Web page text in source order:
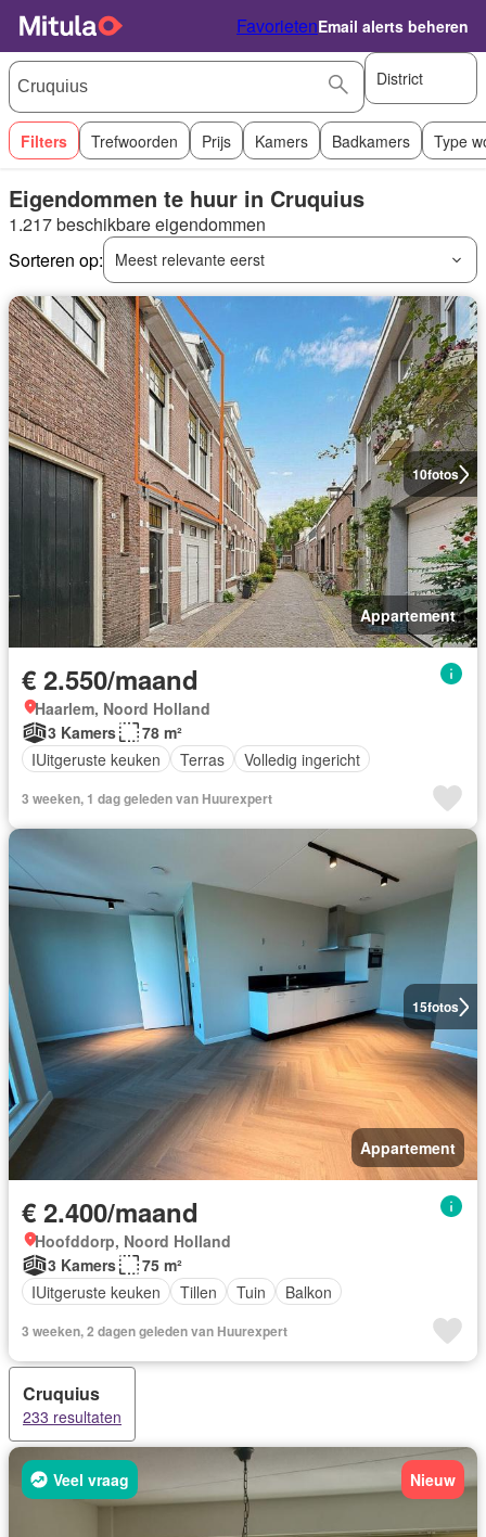
FavorietenEmail alerts beheren
District
Filters Trefwoorden Prijs Kamers Badkamers Type
Eigendommen te huur in Cruquius
1.217 beschikbare eigendommen
Sorteren op:
Meest relevante eerst
10fotos
Appartement
€ 2.550/maand
Haarlem, Noord Holland
3 Kamers
78 m²
IUitgeruste keuken
Terras Volledig ingericht
3 weeken, 1 dag geleden van Huurexpert
15fotos
Appartement
€ 2.400/maand
Hoofddorp, Noord Holland
3 Kamers
75 m²
IUitgeruste keuken
Tillen Tuin Balkon
3 weeken, 2 dagen geleden van Huurexpert
Cruquius
233 resultaten
Veel vraag Nieuw